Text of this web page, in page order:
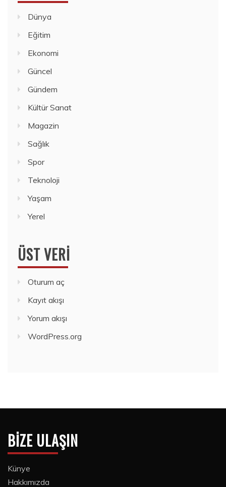
Dünya
Eğitim
Ekonomi
Güncel
Gündem
Kültür Sanat
Magazin
Sağlık
Spor
Teknoloji
Yaşam
Yerel
ÜST VERI
Oturum aç
Kayıt akışı
Yorum akışı
WordPress.org
BIZE ULAŞIN
Künye
Hakkımızda